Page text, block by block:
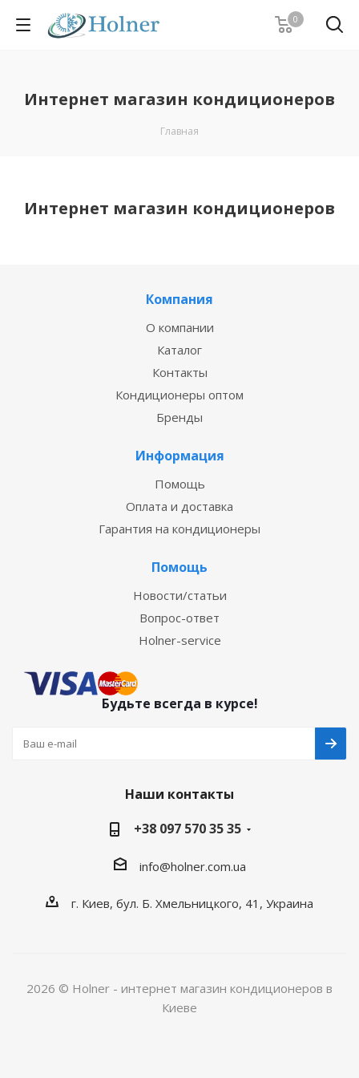
0
Интернет магазин кондиционеров
Главная
Интернет магазин кондиционеров
Компания
О компании
Каталог
Контакты
Кондиционеры оптом
Бренды
Информация
Помощь
Оплата и доставка
Гарантия на кондиционеры
Помощь
Новости/статьи
Вопрос-ответ
Holner-service
Будьте всегда в курсе!
Наши контакты
+38 097 570 35 35
info@holner.com.ua
г. Киев, бул. Б. Хмельницкого, 41, Украина
2026 © Holner - интернет магазин кондиционеров в
Киеве